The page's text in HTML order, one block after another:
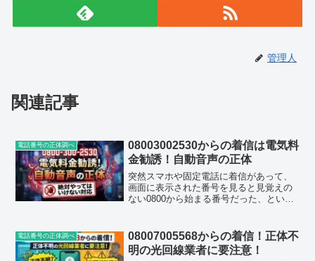
管理人
関連記事
電話番号の正体調べ
08003002530からの着信は電気料
金勧誘！自動音声の正体
突然スマホや固定電話に着信があって、
画面に表示された番号を見ると見覚えの
ない0800から始まる番号だった、という
2530）も、そういった着信で検索...
電話番号の正体調べ
08007005568からの着信！正体不
明の光回線業者に要注意！